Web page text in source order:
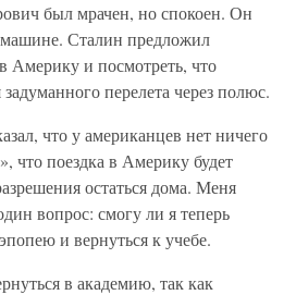
был мрачен, но спокоен. Он
машине. Сталин предложил
Америку и посмотреть, что
перелета через полюс.
что у американцев нет ничего
что поездка в Америку будет
остаться дома. Меня
вопрос: смогу ли я теперь
и вернуться к учебе.
в академию, так как